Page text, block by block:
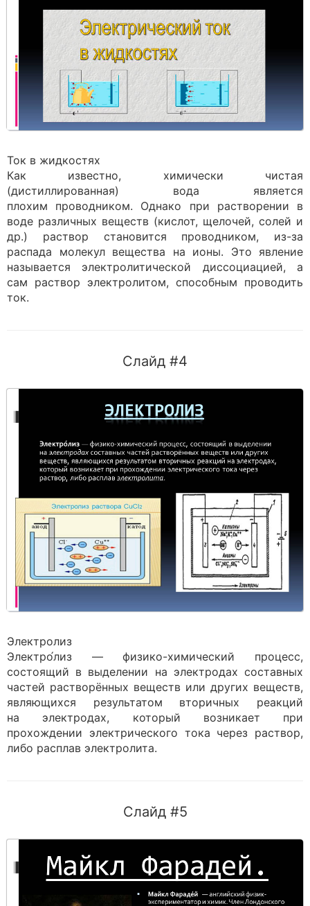
Ток в жидкостях
Как известно, химически чистая
(дистиллированная) вода является
плохим проводником. Однако при растворении в
воде различных веществ (кислот, щелочей, солей и
др.) раствор становится проводником, из-за
распада молекул вещества на ионы. Это явление
называется электролитической диссоциацией, а
сам раствор электролитом, способным проводить
ток.
Слайд #4
Электролиз
Электро́лиз — физико-химический процесс,
состоящий в выделении на электродах составных
частей растворённых веществ или других веществ,
являющихся результатом вторичных реакций
на электродах, который возникает при
прохождении электрического тока через раствор,
либо расплав электролита.
Слайд #5